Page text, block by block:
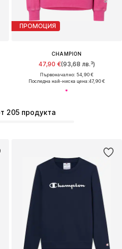
205 продукта
ПРОМОЦИЯ
CHAMPION
47,90 €(93,68 лв.³)
Първоначално: 54,90 €
Последна най-ниска цена:47,90 €